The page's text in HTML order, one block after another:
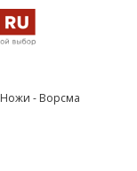
Ножи - Ворсма